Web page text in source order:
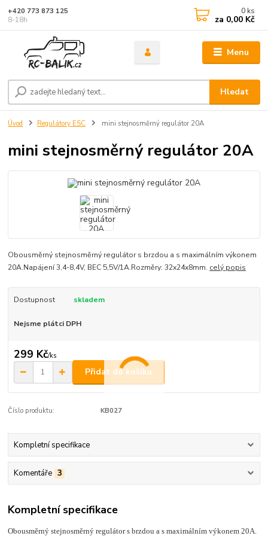
Menu
Hledat
+420 773 873 125
8-18h
0 ks
za 0,00 Kč
Úvod Regulátory ESC mini stejnosměrný regulátor 20A
mini stejnosměrný regulátor 20A
Obousměrný stejnosměrný regulátor s brzdou a s maximálním výkonem
20A.Napájení 3,4-8,4V, BEC 5,5V/1A.Rozměry: 32x24x8mm. celý popis
Dostupnost skladem
Nejsme plátci DPH
299 Kč/ks
Přidat do košíku
Číslo produktu: KB027
Kompletní specifikace
Komentáře 3
Kompletní specifikace
Obousměrný stejnosměrný regulátor s brzdou a s maximálním výkonem 20A.